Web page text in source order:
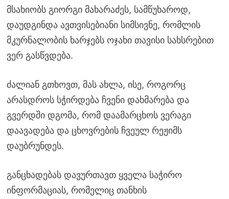
მსახიობს გიორგი მახარაძეს, სამწუხაროდ,
დაუდგინდა ავთვისებიანი სიმსივნე, რომლის
მკურნალობის ხარჯებს ოჯახი თავისი სახსრებით
ვერ გასწვდება.
ძალიან გთხოვთ, მას ახლა, ისე, როგორც
არასდროს სჭირდება ჩვენი დახმარება და
გვერდში დგომა, რომ დაამარცხოს ვერაგი
დაავადება და ცხოვრების ჩვეულ რეჟიმს
დაუბრუნდეს.
განცხადებას დავურთავთ ყველა საჭირო
ინფორმაციას, რომელიც თანხის